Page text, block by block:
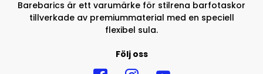
Barebarics är ett varumärke för stilrena barfotaskor
tillverkade av premiummaterial med en speciell
flexibel sula.
Följ oss